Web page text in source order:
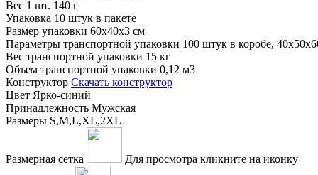
Вес 1 шт. 140 г
Упаковка 10 штук в пакете
Размер упаковки 60x40x3 см
Параметры транспортной упаковки 100 штук в коробе,
Вес транспортной упаковки 15 кг
Объем транспортной упаковки 0,12 м3
Конструктор Скачать конструктор
Цвет Ярко-синий
Принадлежность Мужская
Размеры S,M,L,XL,2XL
Размерная сетка Для просмотра кликните на иконку